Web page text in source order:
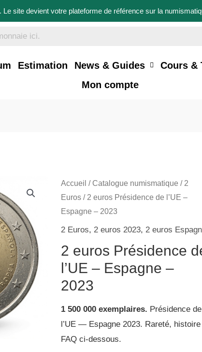
site devient votre plateforme de référence sur la
Estimation News & Guides Cours &
Mon compte
Accueil / Catalogue numismatique / 2
Euros/ 2 euros Présidence de l’UE –
Espagne – 2023
2 Euros, 2 euros 2023, 2 euros
2 euros Présidence
l’UE – Espagne –
2023
1 500 000 exemplaires. Présidence de
l’UE — Espagne 2023. Rareté,
FAQ ci-dessous.